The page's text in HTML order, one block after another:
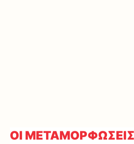
ΟΙ